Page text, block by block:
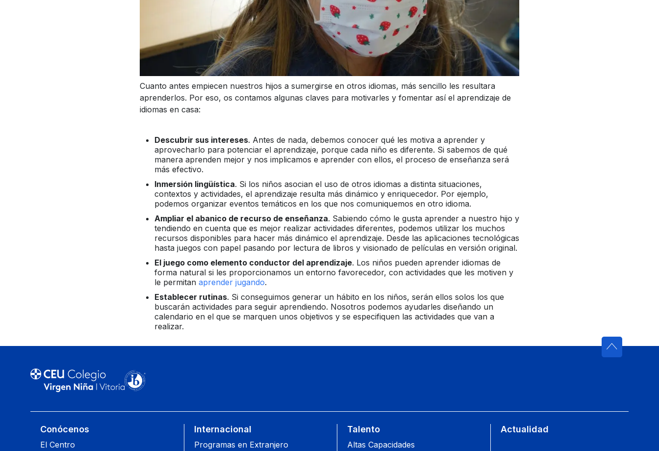
Cuanto antes empiecen nuestros hijos a sumergirse en otros idiomas, más sencillo les resultara
aprenderlos. Por eso, os contamos algunas claves para motivarles y fomentar así el aprendizaje de
idiomas en casa:
Descubrir sus intereses. Antes de nada, debemos conocer qué les motiva a aprender y
aprovecharlo para potenciar el aprendizaje, porque cada niño es diferente. Si sabemos de qué
manera aprenden mejor y nos implicamos e aprender con ellos, el proceso de enseñanza será
más efectivo.
Inmersión lingüística. Si los niños asocian el uso de otros idiomas a distinta situaciones,
contextos y actividades, el aprendizaje resulta más dinámico y enriquecedor. Por ejemplo,
podemos organizar eventos temáticos en los que nos comuniquemos en otro idioma.
Ampliar el abanico de recurso de enseñanza. Sabiendo cómo le gusta aprender a nuestro hijo y
tendiendo en cuenta que es mejor realizar actividades diferentes, podemos utilizar los muchos
recursos disponibles para hacer más dinámico el aprendizaje. Desde las aplicaciones tecnológicas
hasta juegos con papel pasando por lectura de libros y visionado de películas en versión original.
El juego como elemento conductor del aprendizaje. Los niños pueden aprender idiomas de
forma natural si les proporcionamos un entorno favorecedor, con actividades que les motiven y
le permitan aprender jugando.
Establecer rutinas. Si conseguimos generar un hábito en los niños, serán ellos solos los que
buscarán actividades para seguir aprendiendo. Nosotros podemos ayudarles diseñando un
calendario en el que se marquen unos objetivos y se especifiquen las actividades que van a
realizar.
Conócenos
El Centro
Internacional
Programas en Extranjero
Talento
Altas Capacidades
Actualidad